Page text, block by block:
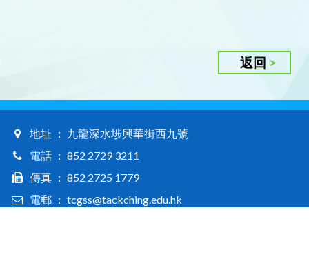
返回
地址 ： 九龍深水埗興華街西九號
電話 ： 852 2729 3211
傳真 ： 852 2725 1779
電郵 ： tcgss@tackching.edu.hk